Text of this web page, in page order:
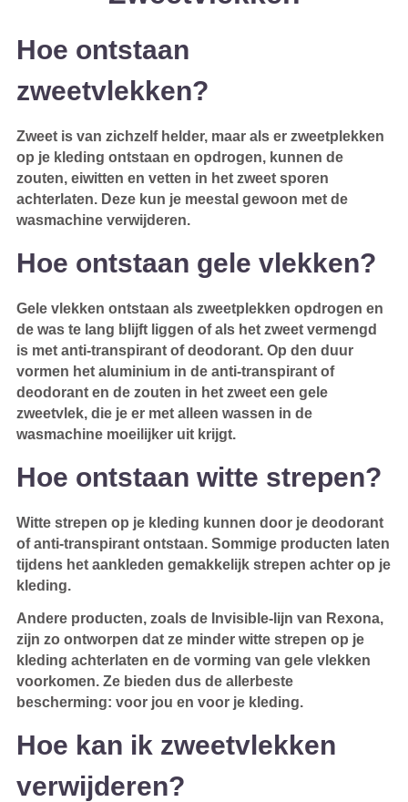
Hoe ontstaan
zweetvlekken?
Zweet is van zichzelf helder, maar als er zweetplekken
op je kleding ontstaan en opdrogen, kunnen de
zouten, eiwitten en vetten in het zweet sporen
achterlaten. Deze kun je meestal gewoon met de
wasmachine verwijderen.
Hoe ontstaan gele vlekken?
Gele vlekken ontstaan als zweetplekken opdrogen en
de was te lang blijft liggen of als het zweet vermengd
is met anti-transpirant of deodorant. Op den duur
vormen het aluminium in de anti-transpirant of
deodorant en de zouten in het zweet een gele
zweetvlek, die je er met alleen wassen in de
wasmachine moeilijker uit krijgt.
Hoe ontstaan witte strepen?
Witte strepen op je kleding kunnen door je deodorant
of anti-transpirant ontstaan. Sommige producten laten
tijdens het aankleden gemakkelijk strepen achter op je
kleding.
Andere producten, zoals de Invisible-lijn van Rexona,
zijn zo ontworpen dat ze minder witte strepen op je
kleding achterlaten en de vorming van gele vlekken
voorkomen. Ze bieden dus de allerbeste
bescherming: voor jou en voor je kleding.
Hoe kan ik zweetvlekken
verwijderen?